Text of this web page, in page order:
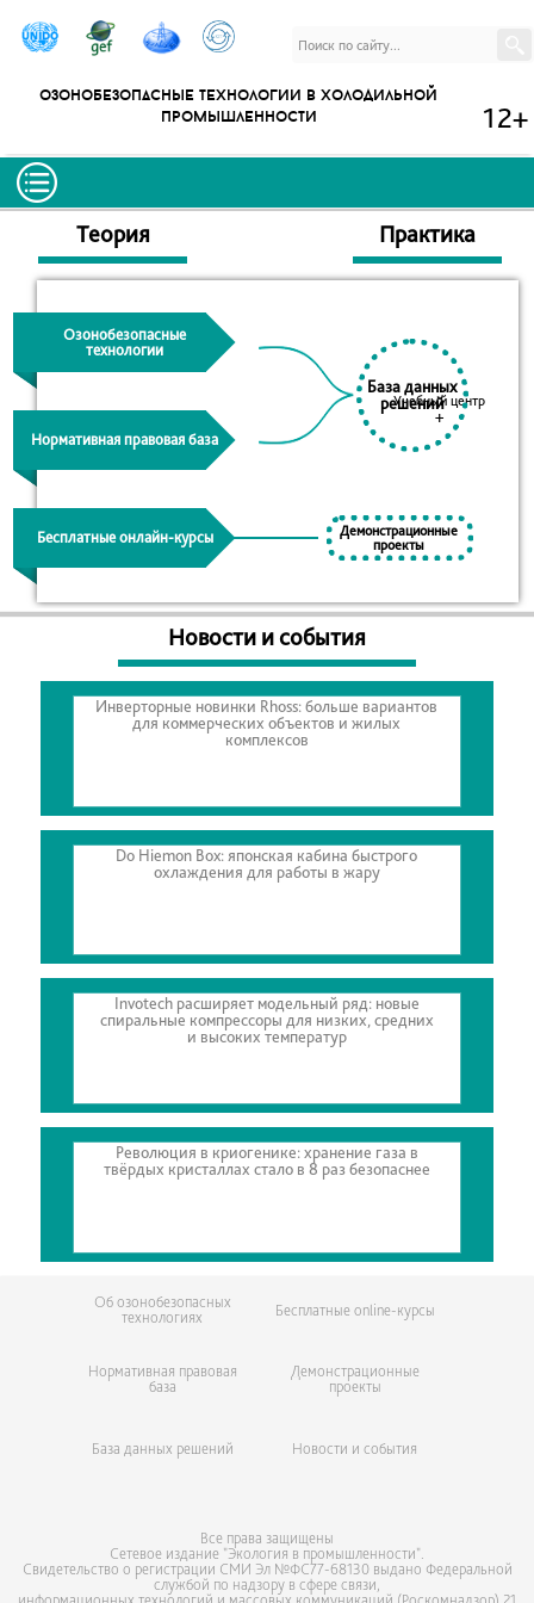
озонобезопасные технологии в холодильной
промышленности
12+
Теория Практика
Озонобезопасные
технологии
Нормативная правовая база
Бесплатные онлайн-курсы
База данных
решений
Учебный центр
+
Демонстрационные
проекты
Новости и события
Инверторные новинки Rhoss: больше вариантов
для коммерческих объектов и жилых
комплексов
Do Hiemon Box: японская кабина быстрого
охлаждения для работы в жару
Invotech расширяет модельный ряд: новые
спиральные компрессоры для низких, средних
и высоких температур
Революция в криогенике: хранение газа в
твёрдых кристаллах стало в 8 раз безопаснее
Об озонобезопасных
технологиях
Бесплатные online-курсы
Нормативная правовая
база
Демонстрационные
проекты
База данных решений Новости и события
Все права защищены
Сетевое издание "Экология в промышленности".
Свидетельство о регистрации СМИ Эл №ФС77-68130выдано Федеральной
службой по надзору в сфере связи,